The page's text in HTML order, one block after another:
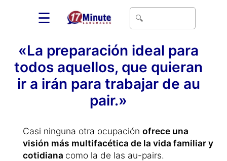
☰
«La preparación ideal para
todos aquellos, que quieran
ir a irán para trabajar de au
pair.»
Casi ninguna otra ocupación ofrece una
visión más multifacética de la vida familiar y
cotidiana como la de las au-pairs.